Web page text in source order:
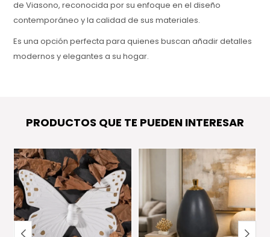
de Viasono, reconocida por su enfoque en el diseño
contemporáneo y la calidad de sus materiales.
Es una opción perfecta para quienes buscan añadir detalles
modernos y elegantes a su hogar.
PRODUCTOS QUE TE PUEDEN INTERESAR